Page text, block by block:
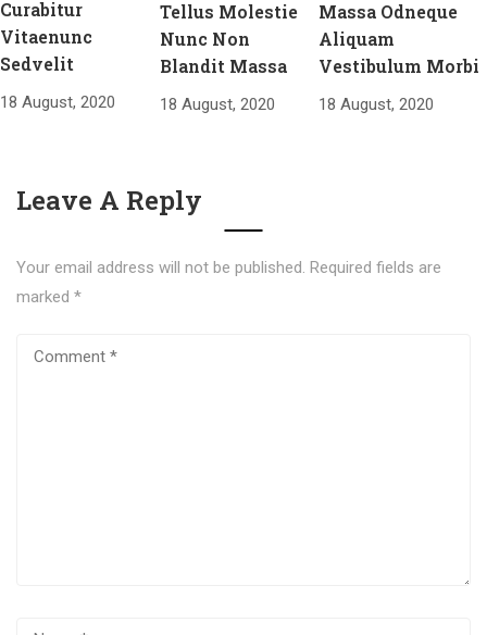
Curabitur
Vitaenunc
Sedvelit
18 August, 2020
Tellus Molestie
Nunc Non
Blandit Massa
18 August, 2020
Massa Odneque
Aliquam
Vestibulum Morbi
18 August, 2020
Leave A Reply
Your email address will not be published. Required fields are
marked *